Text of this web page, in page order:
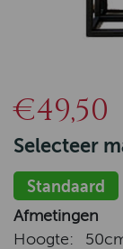
€49,50
Selecteer
Standaard
Afmetingen
Hoogte: